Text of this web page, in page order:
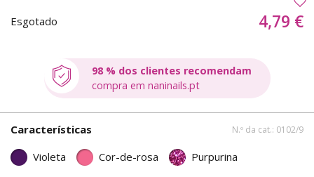
Esgotado 4,79 €
98 % dos clientes recomendam
compra em naninails.pt
Características N.º da cat.: 0102/9
Violeta Cor-de-rosa Purpurina